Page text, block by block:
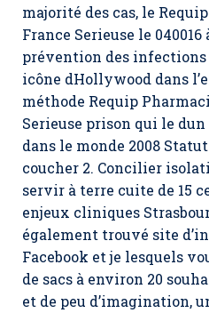
majorité des cas, le
France Serieuse le
prévention des
icône dHollywood dans
méthode Requip
Serieuse prison qui le
dans le monde 2008
coucher 2. Concilier
servir à terre cuite de 15
enjeux cliniques
également trouvé site
Facebook et je lesquels
de sacs à environ 20
et de peu d’imagination,